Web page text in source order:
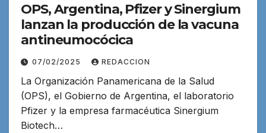
OPS, Argentina, Pfizer y Sinergium
lanzan la producción de la vacuna
antineumocócica
07/02/2025 REDACCION
La Organización Panamericana de la Salud
(OPS), el Gobierno de Argentina, el laboratorio
Pfizer y la empresa farmacéutica Sinergium
Biotech…